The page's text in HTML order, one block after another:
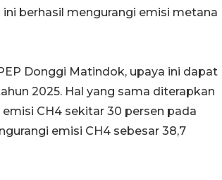
berhasil mengurangi emisi metana
Donggi Matindok, upaya ini dapat
2025. Hal yang sama diterapkan
CH4 sekitar 30 persen pada
emisi CH4 sebesar 38,7